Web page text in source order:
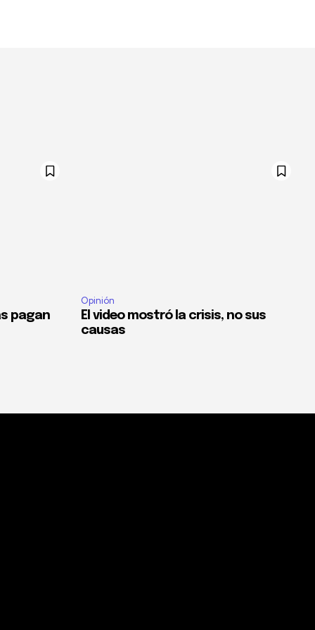
pagan
Opinión
El video mostró la crisis, no sus
causas